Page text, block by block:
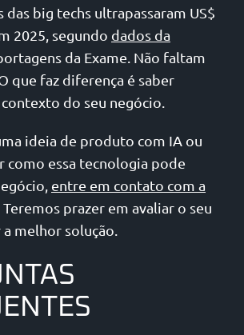
big techs ultrapassaram US$
2025, segundo dados da
da Exame. Não faltam
que faz diferença é saber
do seu negócio.
ideia de produto com IA ou
como essa tecnologia pode
entre em contato com a
. Teremos prazer em avaliar o seu
melhor solução.